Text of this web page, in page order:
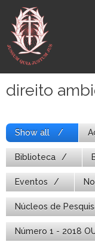
para
conteúdo
direito
Show all
Biblioteca
Eventos
Núcleos de
Número 1 - 2018